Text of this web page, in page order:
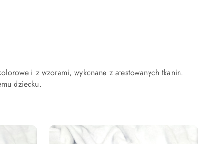
i z wzorami, wykonane z atestowanych tkanin.
dziecku.